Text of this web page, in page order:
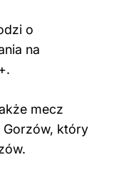
o
na
mecz
Gorzów, który